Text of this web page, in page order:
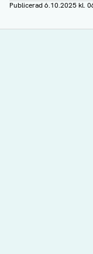
Publicerad6.10.2025 kl.